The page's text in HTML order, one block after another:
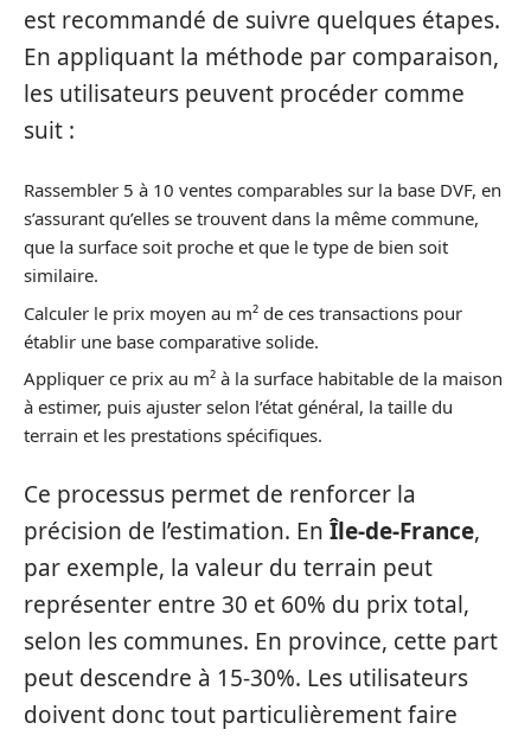
est recommandé de suivre quelques étapes.
En appliquant la méthode par comparaison,
les utilisateurs peuvent procéder comme
suit :
Rassembler 5 à 10 ventes comparables sur la base DVF, en
s’assurant qu’elles se trouvent dans la même commune,
que la surface soit proche et que le type de bien soit
similaire.
Calculer le prix moyen au m² de ces transactions pour
établir une base comparative solide.
Appliquer ce prix au m² à la surface habitable de la maison
à estimer, puis ajuster selon l’état général, la taille du
terrain et les prestations spécifiques.
Ce processus permet de renforcer la
précision de l’estimation. EnÎle-de-France,
par exemple, la valeur du terrain peut
représenter entre 30 et 60% du prix total,
selon les communes. En province, cette part
peut descendre à 15-30%. Les utilisateurs
doivent donc tout particulièrement faire